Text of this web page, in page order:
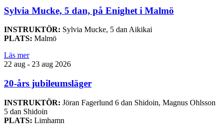
Sylvia Mucke, 5 dan, på Enighet i Malmö
INSTRUKTÖR: Sylvia Mucke, 5 dan Aikikai
PLATS: Malmö
Läs mer
22 aug - 23 aug 2026
20-års jubileumsläger
INSTRUKTÖR: Jöran Fagerlund 6 dan Shidoin, Magnus Ohlsson
5 dan Shidoin
PLATS: Limhamn